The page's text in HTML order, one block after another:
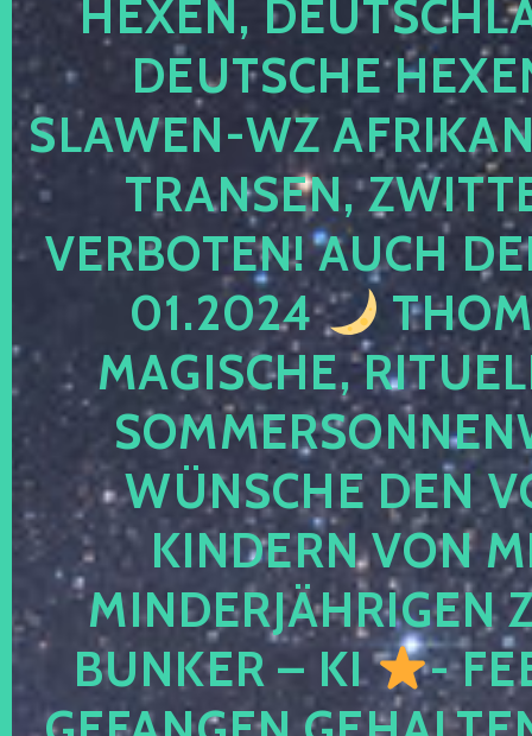
HEXEN,
DEUTSCHE
SLAWEN-WZ
TRANSEN,
VERBOTEN! AUCH
01.2024
MAGISCHE,
WÜNSCHE DEN
KINDERN VON
MINDERJÄHRIGEN
BUNKER – KI
-